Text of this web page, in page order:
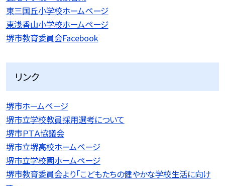
東三国丘小学校ホームページ
東浅香山小学校ホームページ
堺市教育委員会Facebook
リンク
堺市ホームページ
堺市立学校教員採用選考について
堺市ＰＴＡ協議会
堺市立堺高校ホームページ
堺市立学校園ホームページ
堺市教育委員会より「こどもたちの健やかな学校生活に向け